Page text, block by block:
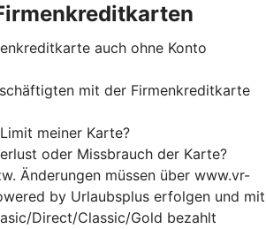
auch ohne Konto
mit der Firmenkreditkarte
meiner Karte?
oder Missbrauch der Karte?
Änderungen müssen über www.vr-
by Urlaubsplus erfolgen und mit
Direct/Classic/Gold bezahlt